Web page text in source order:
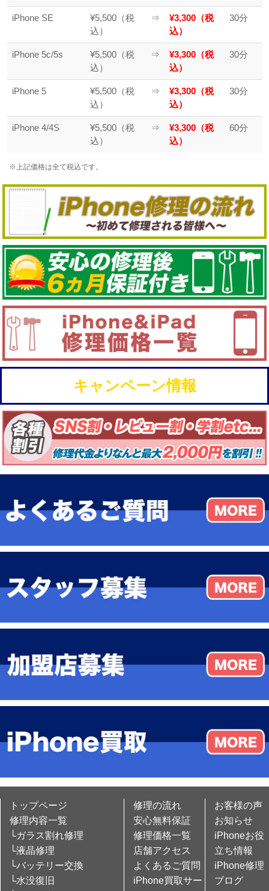
iPhone SE
¥5,500（税
込）
⇒
¥3,300（税
込）
30分
iPhone 5c/5s
¥5,500（税
込）
⇒
¥3,300（税
込）
30分
iPhone 5
¥5,500（税
込）
⇒
¥3,300（税
込）
30分
iPhone 4/4S
¥5,500（税
込）
⇒
¥3,300（税
込）
60分
※上記価格は全て税込です。
キャンペーン情報
トップページ
修理内容一覧
└ガラス割れ修理
└液晶修理
└バッテリー交換
└水没復旧
修理の流れ
安心無料保証
修理価格一覧
店舗アクセス
よくあるご質問
iPhone買取サー
お客様の声
お知らせ
iPhoneお役
立ち情報
iPhone修理
ブログ